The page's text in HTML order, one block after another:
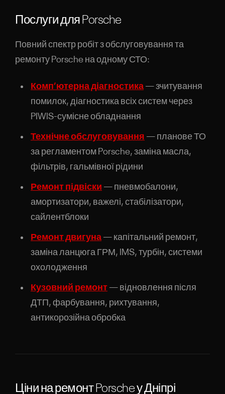
Послуги для Porsche
Повний спектр робіт з обслуговування та
ремонту Porsche на одному СТО:
Комп’ютерна діагностика — зчитування
помилок, діагностика всіх систем через
PIWIS-сумісне обладнання
Технічне обслуговування — планове ТО
за регламентом Porsche, заміна масла,
фільтрів, гальмівної рідини
Ремонт підвіски — пневмобалони,
амортизатори, важелі, стабілізатори,
сайлентблоки
Ремонт двигуна — капітальний ремонт,
заміна ланцюга ГРМ, IMS, турбін, системи
охолодження
Кузовний ремонт — відновлення після
ДТП, фарбування, рихтування,
антикорозійна обробка
Ціни на ремонт Porsche у Дніпрі